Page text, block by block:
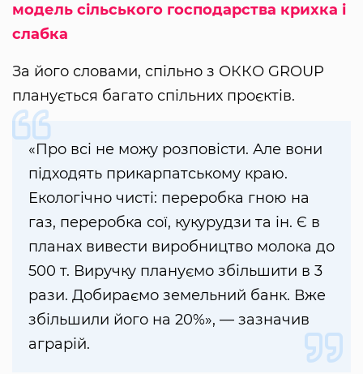
модель сільського господарства крихка і
слабка
За його словами, спільно з ОККО GROUP
планується багато спільних проєктів.
«Про всі не можу розповісти. Але вони
підходять прикарпатському краю.
Екологічно чисті: переробка гною на
газ, переробка сої, кукурудзи та ін. Є в
планах вивести виробництво молока до
500 т. Виручку плануємо збільшити в 3
рази. Добираємо земельний банк. Вже
збільшили його на 20%», — зазначив
аграрій.